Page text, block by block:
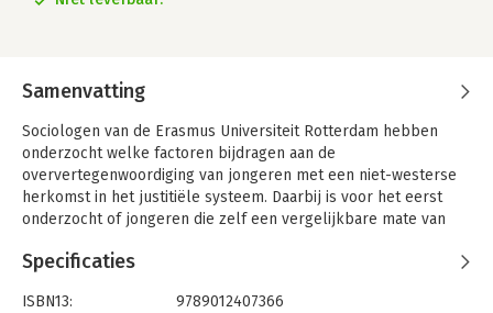
Samenvatting
Sociologen van de Erasmus Universiteit Rotterdam hebben
onderzocht welke factoren bijdragen aan de
oververtegenwoordiging van jongeren met een niet-westerse
herkomst in het justitiële systeem. Daarbij is voor het eerst
onderzocht of jongeren die zelf een vergelijkbare mate van
wanneer ze een migratieachtergrond hebben. De resultaten
te herleiden is tot vier factoren. Een beperkt aandeel (13%)
Specificaties
ISBN13:
9789012407366